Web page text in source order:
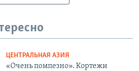
ЦЕНТРАЛЬНАЯ АЗИЯ
«Очень помпезно». Кортежи